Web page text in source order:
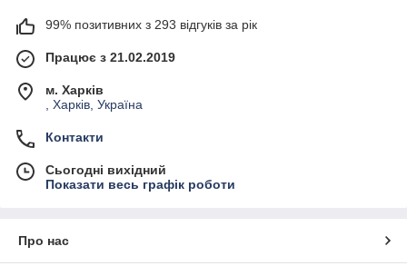
99% позитивних з 293 відгуків за рік
Працює з 21.02.2019
м. Харків
, Харків, Україна
Контакти
Сьогодні вихідний
Показати весь графік роботи
Про нас